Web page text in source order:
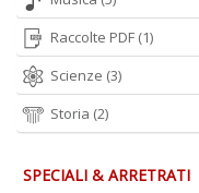
Raccolte PDF (1)
Scienze (3)
Storia (2)
SPECIALI & ARRETRATI